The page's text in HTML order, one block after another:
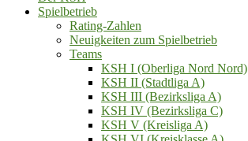
Spielbetrieb
Rating-Zahlen
Neuigkeiten zum Spielbetrieb
Teams
KSH I (Oberliga Nord Nord)
KSH II (Stadtliga A)
KSH III (Bezirksliga A)
KSH IV (Bezirksliga C)
KSH V (Kreisliga A)